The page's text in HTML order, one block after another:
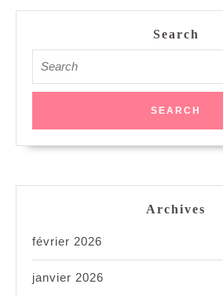
Search
for:
Archives
février 2026
janvier 2026